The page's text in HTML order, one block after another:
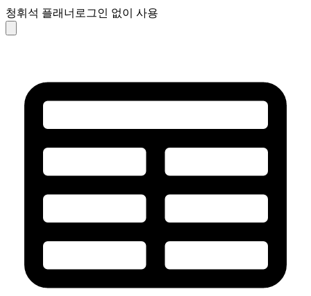
청휘석 플래너 로그인 없이 사용